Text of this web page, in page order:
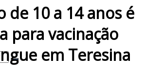
de 10 a 14 anos é
para vacinação
em Teresina